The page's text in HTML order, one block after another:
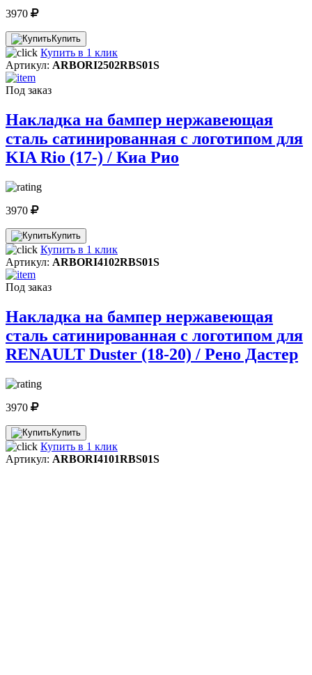
3970
Купить
Купить в 1 клик
Артикул: ARBORI2502RBS01S
Под заказ
Накладка на бампер нержавеющая
сталь сатинированная с логотипом для
KIA Rio (17-) / Киа Рио
3970
Купить
Купить в 1 клик
Артикул: ARBORI4102RBS01S
Под заказ
Накладка на бампер нержавеющая
сталь сатинированная с логотипом для
RENAULT Duster (18-20) / Рено Дастер
3970
Купить
Купить в 1 клик
Артикул: ARBORI4101RBS01S